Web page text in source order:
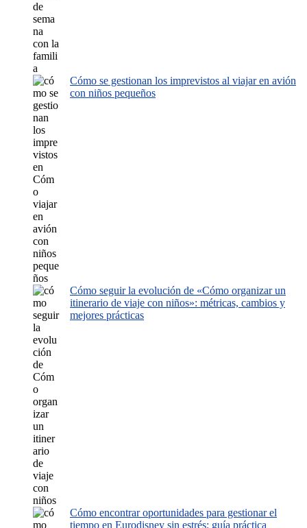
Cómo se gestionan los imprevistos al viajar en avión
con niños pequeños
Cómo seguir la evolución de «Cómo organizar un
itinerario de viaje con niños»: métricas, cambios y
mejores prácticas
Cómo encontrar oportunidades para gestionar el
tiempo en Eurodisney sin estrés: guía práctica